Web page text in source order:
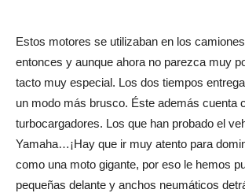
Estos motores se utilizaban en los
entonces y aunque ahora no parezca muy
tacto muy especial. Los dos tiempos
un modo más brusco. Éste además cuenta
turbocargadores. Los que han probado el
Yamaha…¡Hay que ir muy atento para
como una moto gigante, por eso le hemos
pequeñas delante y anchos neumáticos